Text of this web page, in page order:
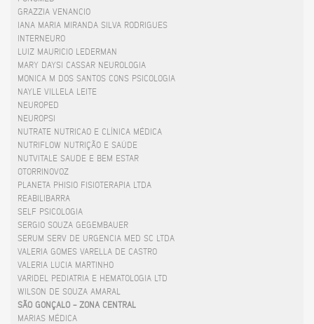
GRAZZIA VENANCIO
IANA MARIA MIRANDA SILVA RODRIGUES
INTERNEURO
LUIZ MAURICIO LEDERMAN
MARY DAYSI CASSAR NEUROLOGIA
MONICA M DOS SANTOS CONS PSICOLOGIA
NAYLE VILLELA LEITE
NEUROPED
NEUROPSI
NUTRATE NUTRICAO E CLÍNICA MÉDICA
NUTRIFLOW NUTRIÇÃO E SAÚDE
NUTVITALE SAUDE E BEM ESTAR
OTORRINOVOZ
PLANETA PHISIO FISIOTERAPIA LTDA
REABILIBARRA
SELF PSICOLOGIA
SERGIO SOUZA GEGEMBAUER
SERUM SERV DE URGENCIA MED SC LTDA
VALERIA GOMES VARELLA DE CASTRO
VALERIA LUCIA MARTINHO
VARIDEL PEDIATRIA E HEMATOLOGIA LTD
WILSON DE SOUZA AMARAL
SÃO GONÇALO - ZONA CENTRAL
MARIAS MÉDICA